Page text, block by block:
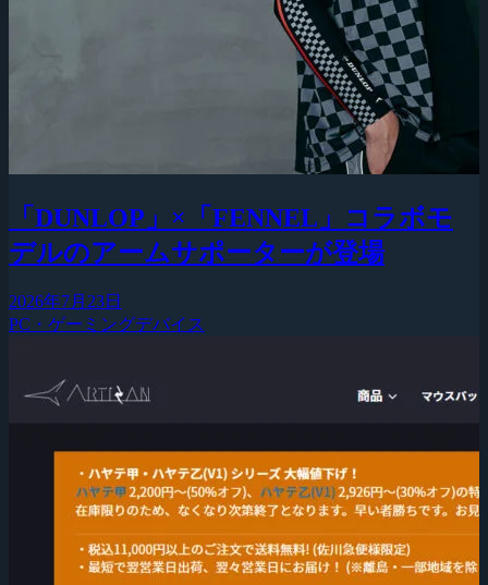
「DUNLOP」×「FENNEL」コラボモ
デルのアームサポーターが登場
2026年7月23日
PC・ゲーミングデバイス